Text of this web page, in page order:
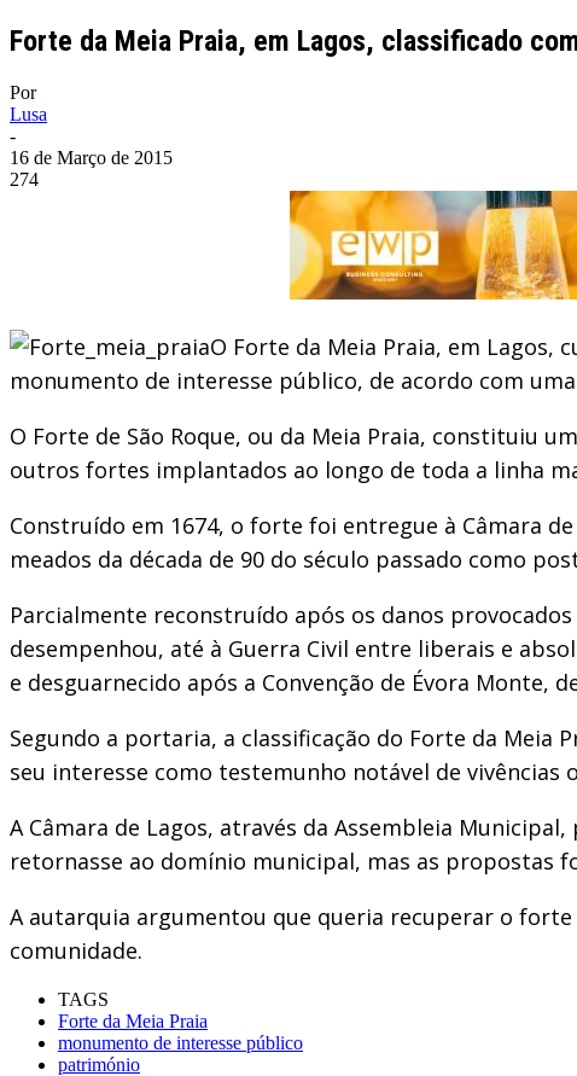
Forte da Meia Praia, em Lagos, classificado
Por
Lusa
-
16 de Março de 2015
274
O Forte da Meia Praia, em Lagos,
monumento de interesse público, de acordo com
O Forte de São Roque, ou da Meia Praia, constituiu
outros fortes implantados ao longo de toda a linha
Construído em 1674, o forte foi entregue à Câmara
meados da década de 90 do século passado como
Parcialmente reconstruído após os danos
desempenhou, até à Guerra Civil entre liberais e
e desguarnecido após a Convenção de Évora Monte,
Segundo a portaria, a classificação do Forte da
seu interesse como testemunho notável de
A Câmara de Lagos, através da Assembleia
retornasse ao domínio municipal, mas as propostas
A autarquia argumentou que queria recuperar o
comunidade.
TAGS
Forte da Meia Praia
monumento de interesse público
património